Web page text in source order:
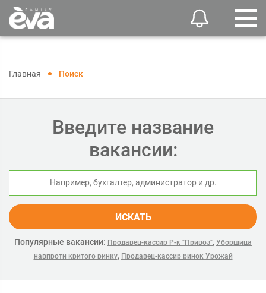
Главная Поиск
Введите название
вакансии:
ИСКАТЬ
Популярные вакансии: Продавец-кассир Р-к "Привоз", Уборщица
навпроти критого ринку, Продавец-кассир ринок Урожай